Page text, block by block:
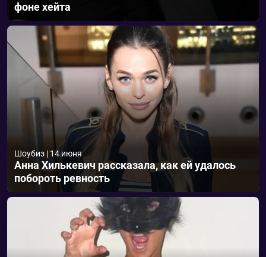
фоне хейта
Шоубиз | 14 июня
Анна Хилькевич рассказала, как ей удалось
побороть ревность